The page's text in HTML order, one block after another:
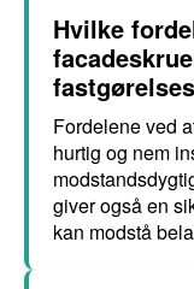
Hvilke
Fordelene ved
hurtig og nem
giver også en
kan modstå